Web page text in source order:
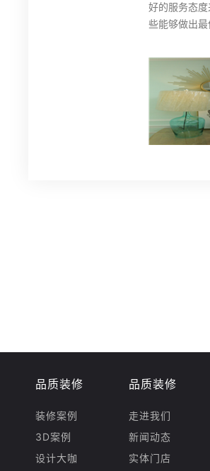
好的服务态
些能够做出最
品质装修
装修案例
3D案例
设计大咖
品质装修
走进我们
新闻动态
实体门店